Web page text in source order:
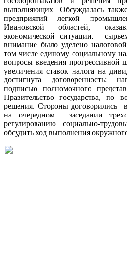
выполняющих. Обсуждалась
предприятий легкой
Ивановской областей,
экономической ситуации,
внимание было уделено
том числе единому социальному
вопросы введения прогрессивной
увеличения ставок налога на
достигнута договоренность:
подписью полномочного
Правительство государства, по
решения. Стороны договорились в
на очередном заседании
регулированию социально-
обсудить ход выполнения